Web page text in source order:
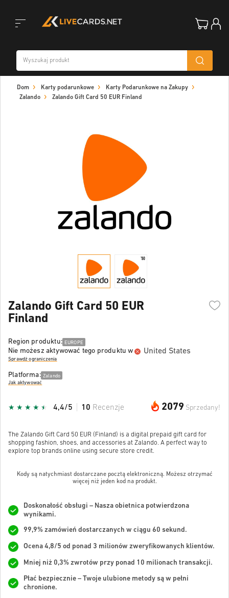
navigation
Dom Karty podarunkowe
Karty Podarunkowe na Zakupy
Zalando
Zalando Gift Card 50 EUR Finland
Zalando Gift Card 50 EUR
Finland
Region produktu: EUROPE
Nie możesz aktywować tego produktu w United States
Sprawdź ograniczenia
Platforma: Zalando
Jak aktywować
2079 Sprzedany!
4,4/5 10 Recenzje
The Zalando Gift Card 50 EUR (Finland) is a digital prepaid gift card for
shopping fashion, shoes, and accessories at Zalando. A perfect way to
explore top brands online using secure store credit.
Kody są natychmiast dostarczane pocztą elektroniczną. Możesz otrzymać
więcej niż jeden kod na produkt.
Doskonałość obsługi – Nasza obietnica potwierdzona
wynikami.
99,9% zamówień dostarczanych w ciągu 60 sekund.
Ocena 4,8/5 od ponad 3 milionów zweryfikowanych klientów.
Mniej niż 0,3% zwrotów przy ponad 10 milionach transakcji.
Płać bezpiecznie – Twoje ulubione metody są w pełni
chronione.